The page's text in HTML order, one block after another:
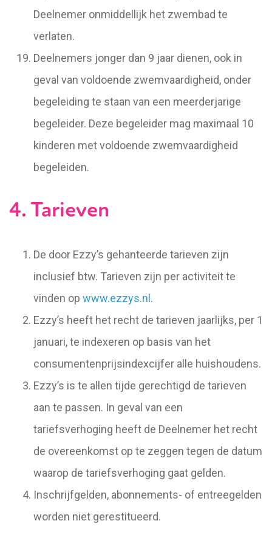
Deelnemer onmiddellijk het zwembad te
verlaten.
Deelnemers jonger dan 9 jaar dienen, ook in
geval van voldoende zwemvaardigheid, onder
begeleiding te staan van een meerderjarige
begeleider. Deze begeleider mag maximaal 10
kinderen met voldoende zwemvaardigheid
begeleiden.
4. Tarieven
De door Ezzy’s gehanteerde tarieven zijn
inclusief btw. Tarieven zijn per activiteit te
vinden op www.ezzys.nl.
Ezzy’s heeft het recht de tarieven jaarlijks, per 1
januari, te indexeren op basis van het
consumentenprijsindexcijfer alle huishoudens.
Ezzy’s is te allen tijde gerechtigd de tarieven
aan te passen. In geval van een
tariefsverhoging heeft de Deelnemer het recht
de overeenkomst op te zeggen tegen de datum
waarop de tariefsverhoging gaat gelden.
Inschrijfgelden, abonnements- of entreegelden
worden niet gerestitueerd.